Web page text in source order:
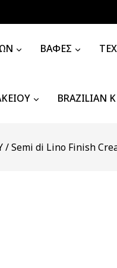
ΒΑΦΕΣ
BRAZILIAN
/ Semi di Lino Finish